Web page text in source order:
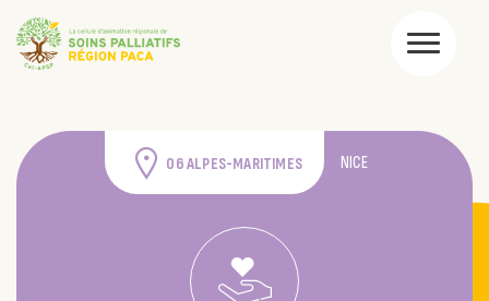
06 ALPES-MARITIMES NICE